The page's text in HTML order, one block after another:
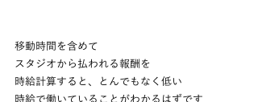
移動時間を含めて
スタジオから払われる報酬を
時給計算すると、とんでもなく低い
時給で働いていることがわかるはずです